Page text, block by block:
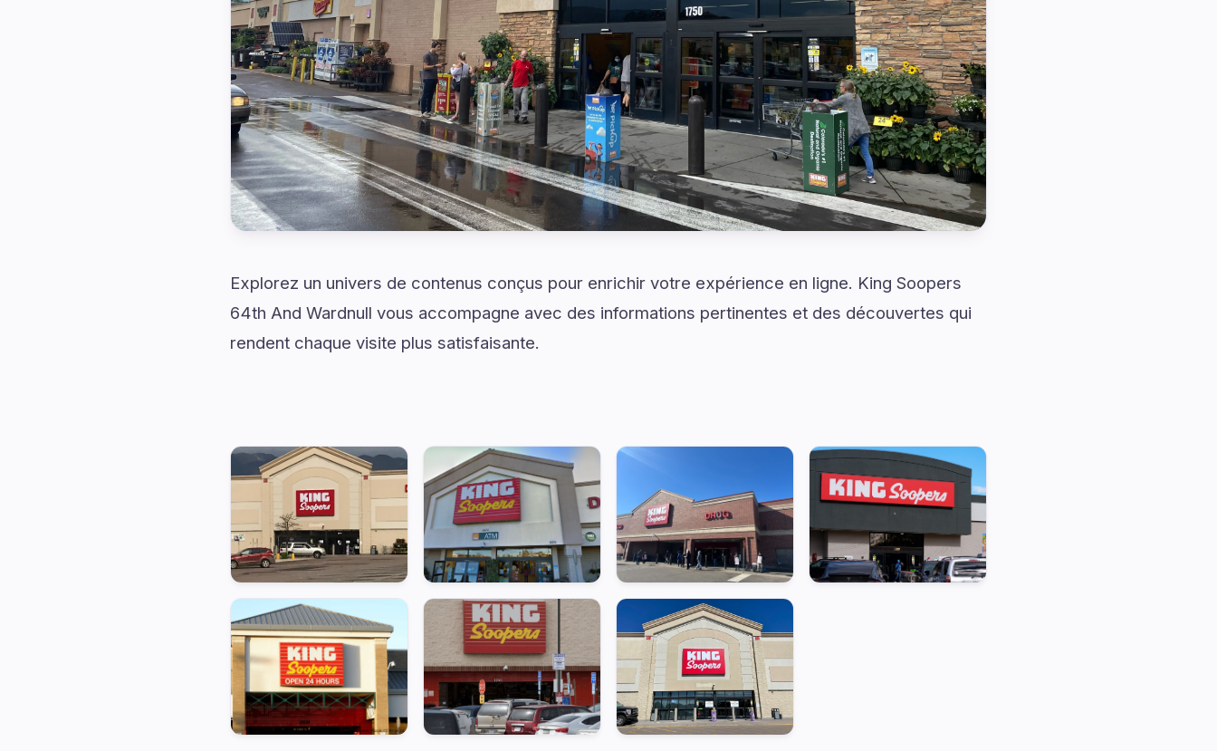
Explorez un univers de contenus conçus pour enrichir votre expérience en ligne. King Soopers
64th And Wardnull vous accompagne avec des informations pertinentes et des découvertes qui
rendent chaque visite plus satisfaisante.